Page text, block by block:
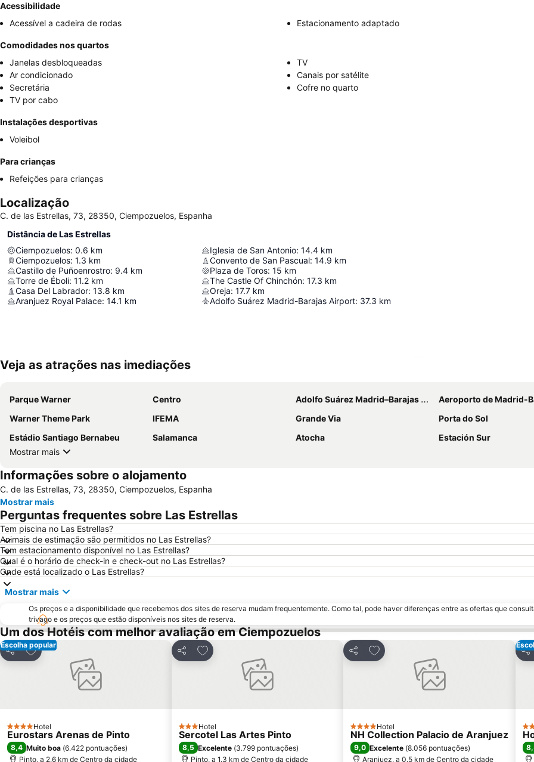
Acessibilidade
Acessível a cadeira de rodas
Estacionamento adaptado
Comodidades nos quartos
Janelas desbloqueadas
TV
Ar condicionado
Canais por satélite
Secretária
Cofre no quarto
TV por cabo
Instalações desportivas
Voleibol
Para crianças
Refeições para crianças
Localização
C. de las Estrellas, 73, 28350, Ciempozuelos, Espanha
Distância de Las Estrellas
Ciempozuelos: 0.6 km
Ciempozuelos: 1.3 km
Castillo de Puñoenrostro: 9.4 km
Torre de Éboli: 11.2 km
Casa Del Labrador: 13.8 km
Aranjuez Royal Palace: 14.1 km
Iglesia de San Antonio: 14.4 km
Convento de San Pascual: 14.9 km
Plaza de Toros: 15 km
The Castle Of Chinchón: 17.3 km
Oreja: 17.7 km
Adolfo Suárez Madrid-Barajas Airport: 37.3 km
Veja as atrações nas imediações
Parque Warner Centro Adolfo Suárez Madrid–Barajas Airport
Aeroporto de Madrid-
Warner Theme Park
IFEMA Grande Via
Porta do Sol
Estádio Santiago Bernabeu
Salamanca Atocha
Estación Sur
Mostrar mais
Informações sobre o alojamento
C. de las Estrellas, 73, 28350, Ciempozuelos, Espanha
Mostrar mais
Perguntas frequentes sobre Las Estrellas
Tem piscina no Las Estrellas?
Animais de estimação são permitidos no Las Estrellas?
Tem estacionamento disponível no Las Estrellas?
Qual é o horário de check-in e check-out no Las Estrellas?
Onde está localizado o Las Estrellas?
Mostrar mais
Os preços e a disponibilidade que recebemos dos sites de reserva mudam frequentemente. Como tal, pode haver diferenças entre as ofertas que
trivago e os preços que estão disponíveis nos sites de reserva.
Um dos Hotéis com melhor avaliação em Ciempozuelos
Escolha popular
Partilhar
Adicionar aos favoritos
4 Estrelas
Hotel
Eurostars Arenas de Pinto
8,4 Muito boa (6.422 pontuações)
Pinto, a 2.6 km de Centro da cidade
Partilhar
Adicionar aos favoritos
3 Estrelas
Hotel
Sercotel Las Artes Pinto
8,5 Excelente (3.799 pontuações)
Pinto, a 1.3 km de Centro da cidade
Partilhar
Adicionar aos favoritos
4 Estrelas
Hotel
NH Collection Palacio de Aranjuez
9,0 Excelente (8.056 pontuações)
Aranjuez, a 0.5 km de Centro da cidade
3